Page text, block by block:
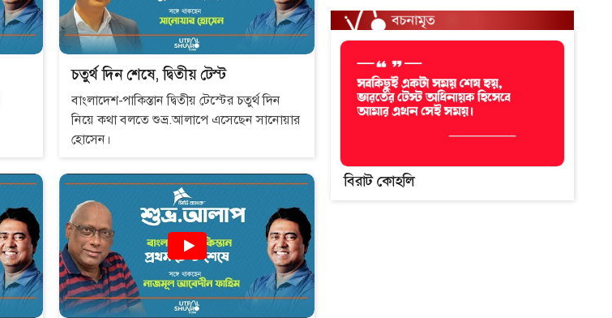
চতুর্থ দিন শেষে, দ্বিতীয় টেস্ট
বাংলাদেশ-পাকিস্তান দ্বিতীয় টেস্টের চতুর্থ দিন
নিয়ে কথা বলতে শুভ্র.আলাপে এসেছেন সানোয়ার
হোসেন।
বিরাট কোহলি